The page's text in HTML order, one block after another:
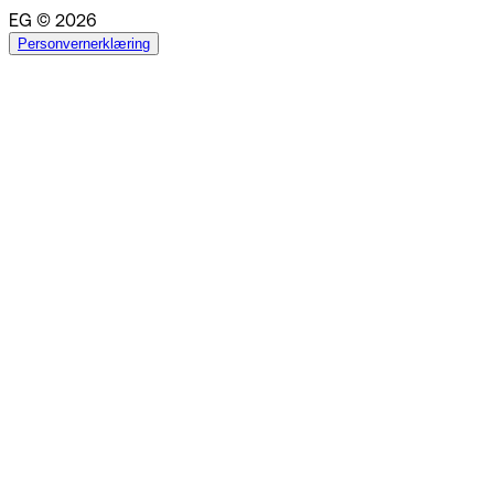
EG © 2026
Personvernerklæring